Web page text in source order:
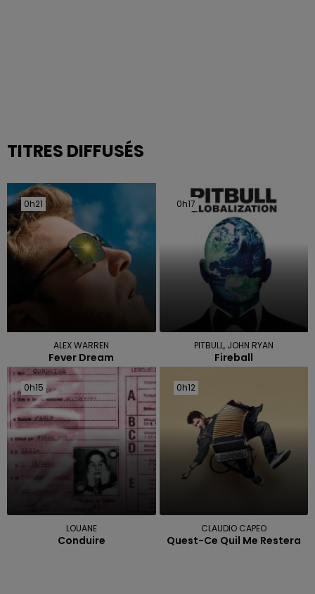
TITRES DIFFUSÉS
0h21
0h21
ALEX WARREN
Fever Dream
0h17
0h17
PITBULL, JOHN RYAN
Fireball
0h15
0h15
LOUANE
Conduire
0h12
0h12
CLAUDIO CAPEO
Quest-Ce Quil Me Restera